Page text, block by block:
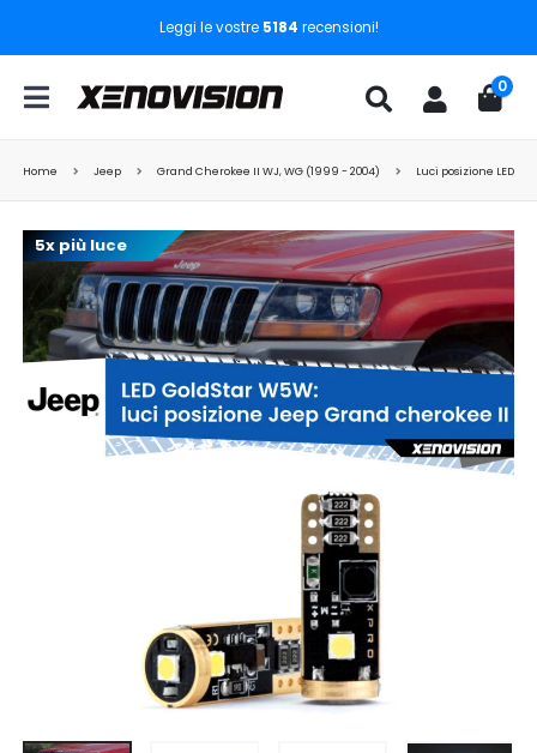
Leggi le vostre 5184 recensioni!
0
Home Jeep Grand Cherokee II WJ, WG (1999 - 2004) Luci posizione LED
5x più luce